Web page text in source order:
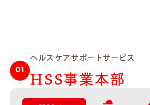
01
ヘルスケアサポートサービス
HSS事業本部